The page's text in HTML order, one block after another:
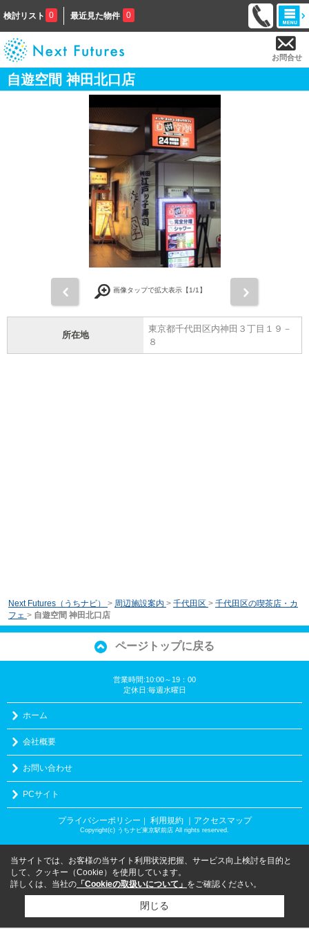
検討リスト 0 最近見た物件 0
お問合せ
自遊空間 神田北口店
画像タップで拡大表示【1/1】
所在地
東京都千代田区内神田３丁目１９－
８
Next Futures（うちナビ） > 周辺施設案内 > 千代田区 > 千代田区の喫茶店・カ
フェ > 自遊空間 神田北口店
ページトップに戻る
営業時間:10:00～19：00
定休日:毎週水曜日
ホーム
会社概要
お問い合わせ
PCサイト
プライバシーポリシー ｜ 利用規約 ｜アクセスマップ
Copyright(c) うちナビ東京駅前店 All rights reserved.
当サイトでは、お客様の当サイト利用状況把握、サービス向上検討を目的と
して、クッキー（Cookie）を使用しています。
詳しくは、当社の 「Cookieの取扱いについて」 をご確認ください。
閉じる